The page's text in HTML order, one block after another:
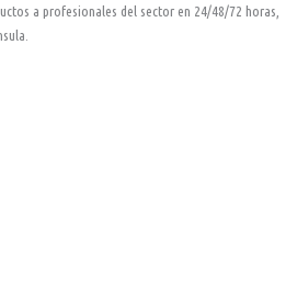
a profesionales del sector en 24/48/72 horas,